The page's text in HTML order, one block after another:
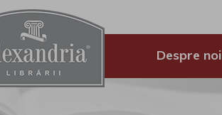
Despre noi